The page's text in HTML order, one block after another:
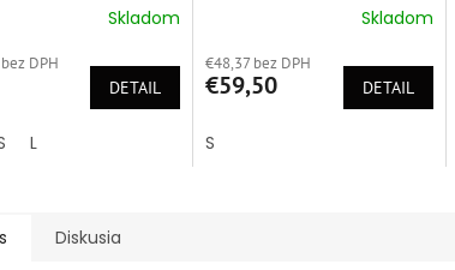
Skladom
DPH
DETAIL
L
produktu
je
z
Skladom
€48,37 bez DPH
€59,50 DETAIL
S
Diskusia